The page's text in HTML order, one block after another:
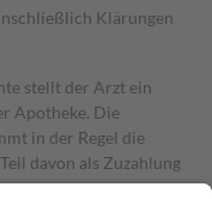
Klärungen
stellt der Arzt ein
Apotheke. Die
in der Regel die
davon als Zuzahlung